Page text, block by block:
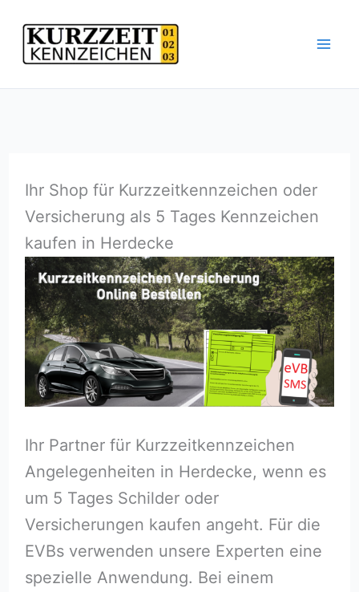
Inhalt
springen
Ihr Shop für Kurzzeitkennzeichen oder
Versicherung als 5 Tages Kennzeichen
kaufen in Herdecke
Ihr Partner für Kurzzeitkennzeichen
Angelegenheiten in Herdecke, wenn es
um 5 Tages Schilder oder
Versicherungen kaufen angeht. Für die
EVBs verwenden unsere Experten eine
spezielle Anwendung. Bei einem